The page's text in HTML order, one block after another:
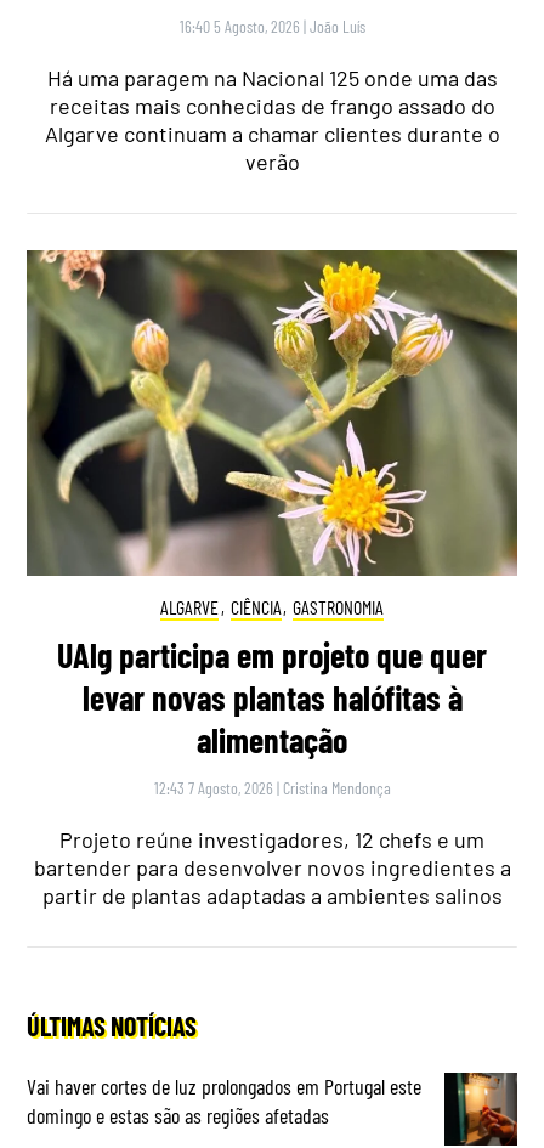
16:40 5 Agosto, 2026 |João Luís
Há uma paragem na Nacional 125 onde uma das
receitas mais conhecidas de frango assado do
Algarve continuam a chamar clientes durante o
verão
ALGARVE, CIÊNCIA, GASTRONOMIA
UAlg participa em projeto que quer
levar novas plantas halófitas à
alimentação
12:43 7 Agosto, 2026 | Cristina Mendonça
Projeto reúne investigadores, 12 chefs e um
bartender para desenvolver novos ingredientes a
partir de plantas adaptadas a ambientes salinos
ÚLTIMAS NOTÍCIAS
Vai haver cortes de luz prolongados em Portugal este
domingo e estas são as regiões afetadas